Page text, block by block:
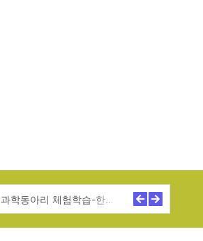
과학동아리 체험학습-한무리지역아동센터